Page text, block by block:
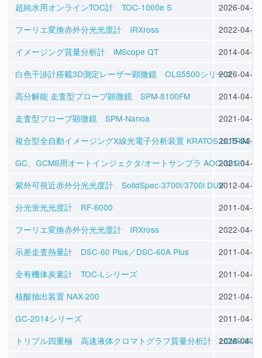
超純水用オンラインTOC計 TOC-1000e S
2026-04-07
フーリエ変換赤外分光光度計 IRXross
2022-04-04
イメージング質量分析計 iMScope QT
2014-04-08
白色干渉計搭載3D測定レーザー顕微鏡 OLS5500シリーズ2026-04-07
高分解能 走査型プローブ顕微鏡 SPM-8100FM
2014-04-02
走査型プローブ顕微鏡 SPM-Nanoa
2021-04-05
複合型全自動イメージングX線光電子分析装置 KRATOS ULTRA2
2015-04-06
GC、GCMS用オートインジェクタ/オートサンプラ AOC-30/20
2021-04-02
紫外可視近赤外分光光度計 SolidSpec-3700i/3700i DUV2012-04-17
分光蛍光光度計 RF-6000
2011-04-01
フーリエ変換赤外分光光度計 IRXross
2022-04-04
示差走査熱量計 DSC-60 Plus／DSC-60A Plus
2011-04-01
全有機体炭素計 TOC-Lシリーズ
2011-04-25
核酸抽出装置 NAX-200
2021-04-02
GC-2014シリーズ
2011-04-01
トリプル四重極 高速液体クロマトグラフ質量分析計 LCMS-
2026-04-07